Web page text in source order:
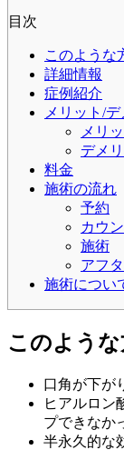
目次
このような
詳細情報
症例紹介
メリット/デ
メリ
デメ
料金
施術の流れ
予約
カウ
施術
アフ
施術につい
このよう
口角が下が
ヒアルロン
プできなか
半永久的な